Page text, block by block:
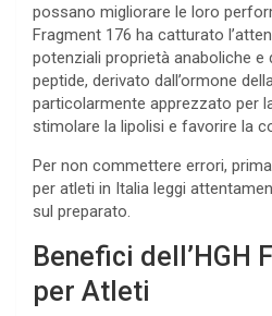
possano migliorare le loro
Fragment 176 ha catturato
potenziali proprietà anaboliche e
peptide, derivato dall’ormone
particolarmente apprezzato per
stimolare la lipolisi e favorire la
Per non commettere errori,
per atleti in Italia leggi
sul preparato.
Benefici dell’HGH
per Atleti